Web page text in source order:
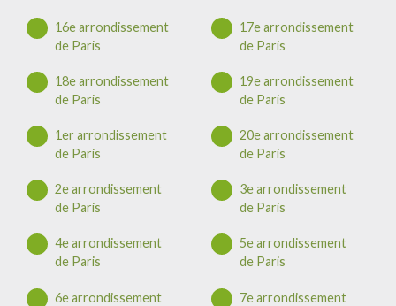
16e arrondissement
de Paris
17e arrondissement
de Paris
18e arrondissement
de Paris
19e arrondissement
de Paris
1er arrondissement
de Paris
20e arrondissement
de Paris
2e arrondissement
de Paris
3e arrondissement
de Paris
4e arrondissement
de Paris
5e arrondissement
de Paris
6e arrondissement
7e arrondissement